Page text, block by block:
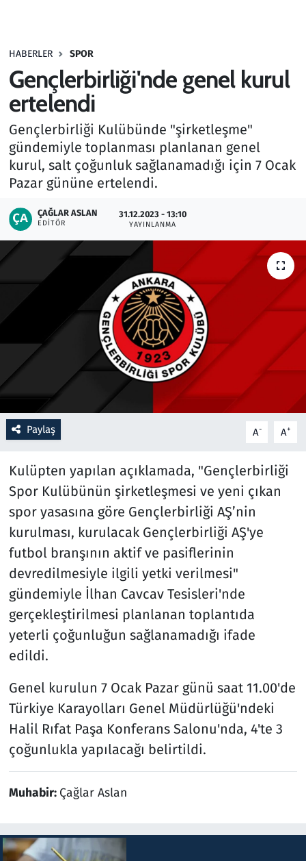
HABERLER SPOR
Gençlerbirliği'nde genel kurul
ertelendi
Gençlerbirliği Kulübünde "şirketleşme"
gündemiyle toplanması planlanan genel
kurul, salt çoğunluk sağlanamadığı için 7 Ocak
Pazar gününe ertelendi.
ÇAĞLAR ASLAN
EDITÖR
31.12.2023 - 13:10
YAYINLANMA
Paylaş A- A+
Kulüpten yapılan açıklamada, "Gençlerbirliği
Spor Kulübünün şirketleşmesi ve yeni çıkan
spor yasasına göre Gençlerbirliği AŞ’nin
kurulması, kurulacak Gençlerbirliği AŞ'ye
futbol branşının aktif ve pasiflerinin
devredilmesiyle ilgili yetki verilmesi"
gündemiyle İlhan Cavcav Tesisleri'nde
gerçekleştirilmesi planlanan toplantıda
yeterli çoğunluğun sağlanamadığı ifade
edildi.
Genel kurulun 7 Ocak Pazar günü saat 11.00'de
Türkiye Karayolları Genel Müdürlüğü'ndeki
Halil Rıfat Paşa Konferans Salonu'nda, 4'te 3
çoğunlukla yapılacağı belirtildi.
Muhabir: Çağlar Aslan
Haber
Kültür Sanat
Kurumsal Haberler
Lezzet Durağı
Oyun
Ramazan
Resmi İlanlar
Rüya Tabirleri
Sağlık
Savunma Sanayi
Seçim 2023
Spor
Teknoloji ve Bilim
Televizyon